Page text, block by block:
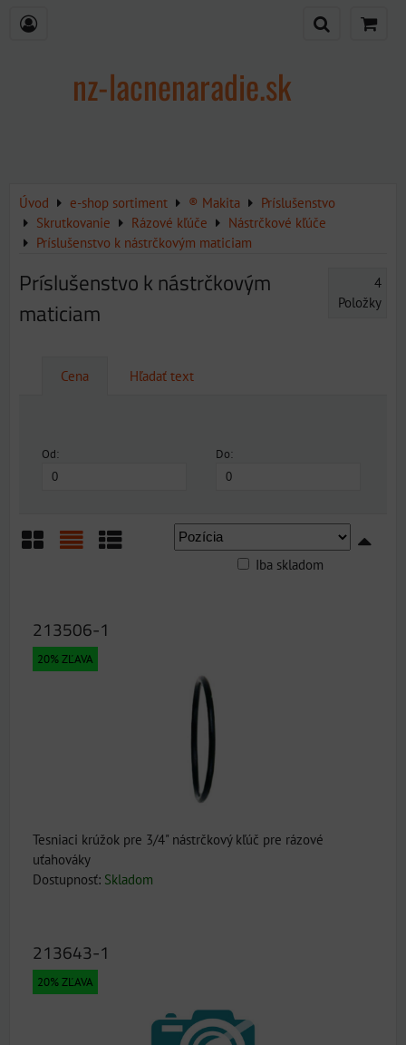
nz-lacnenaradie.sk
Úvod e-shop sortiment ® Makita
Príslušenstvo
Skrutkovanie
Rázové kľúče
Nástrčkové kľúče
Príslušenstvo k nástrčkovým maticiam
Príslušenstvo k nástrčkovým
maticiam
4
Položky
Cena Hľadať text
Od: Do:
Iba skladom
213506-1
20% ZĽAVA
Tesniaci krúžok pre 3/4" nástrčkový kľúč pre rázové
uťahováky
Dostupnosť: Skladom
213643-1
20% ZĽAVA